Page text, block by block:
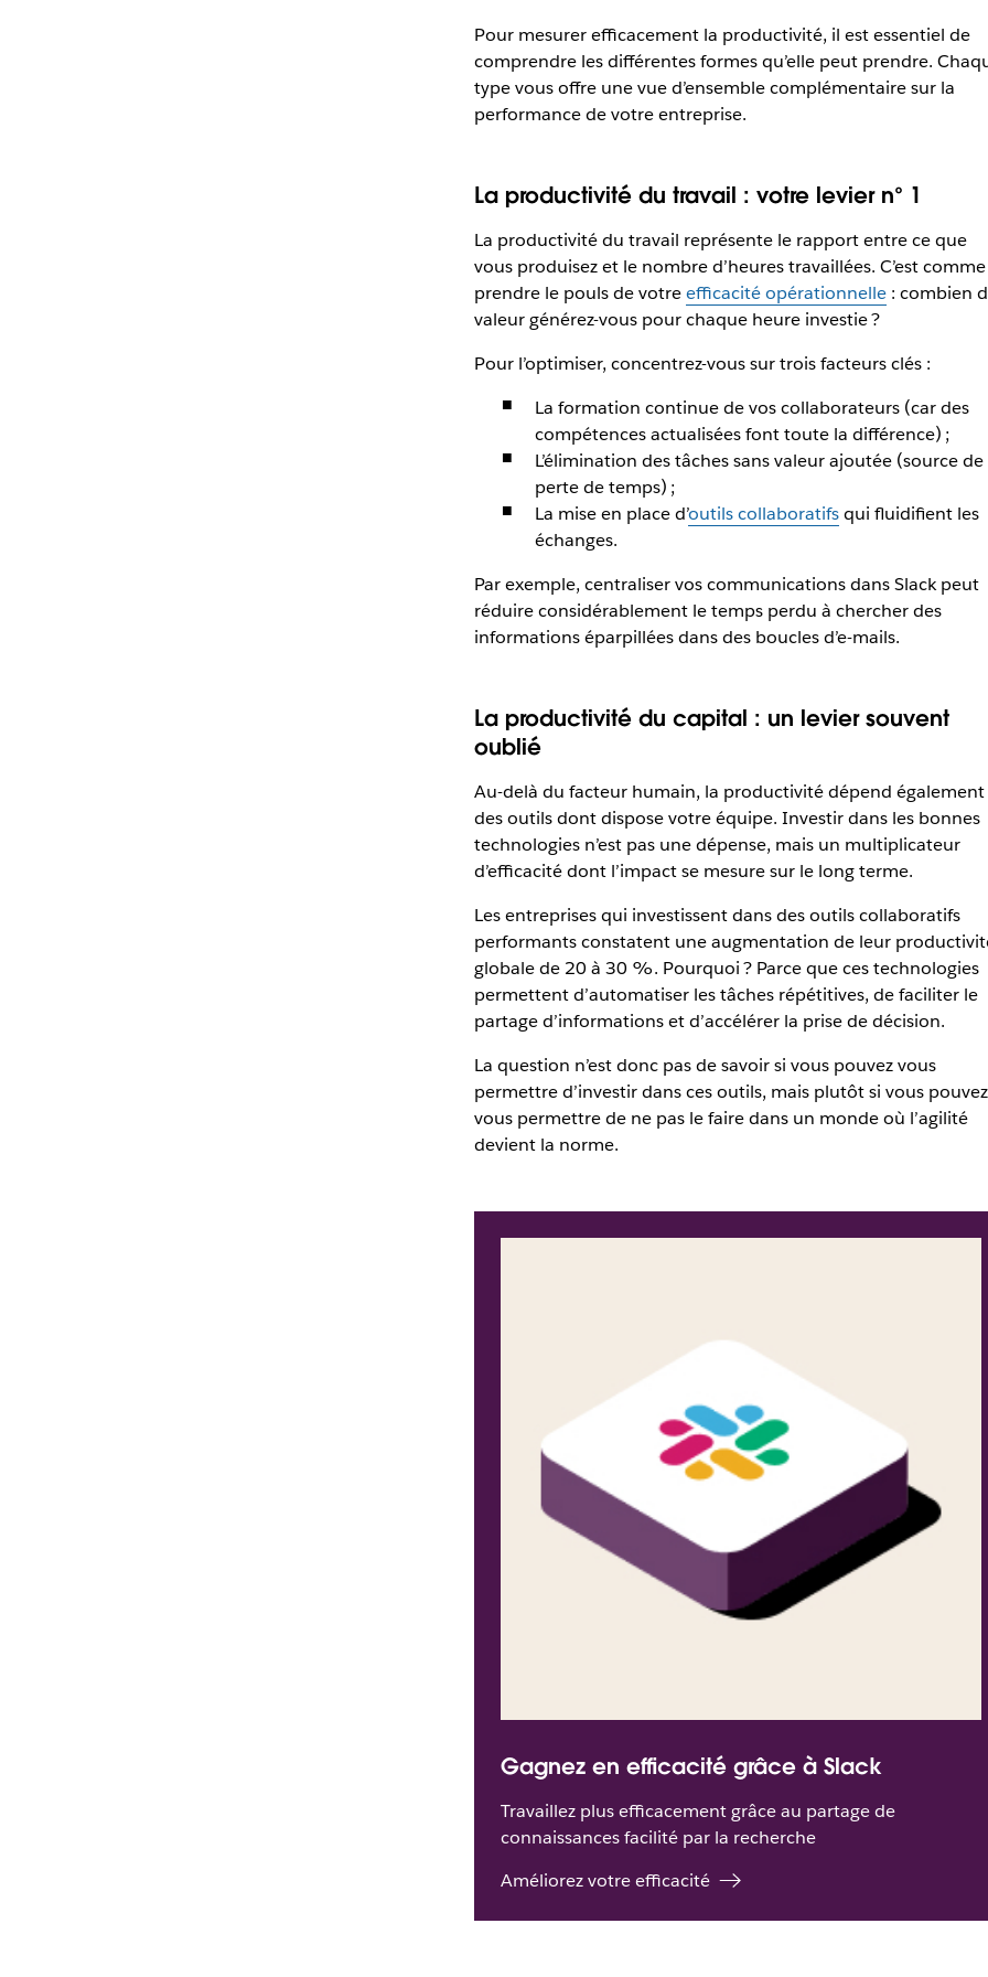
Pour mesurer efficacement la productivité, il est essentiel de
comprendre les différentes formes qu’elle peut prendre.
type vous offre une vue d’ensemble complémentaire sur la
performance de votre entreprise.
La productivité du travail : votre levier n° 1
La productivité du travail représente le rapport entre ce que
vous produisez et le nombre d’heures travaillées. C’est comme
prendre le pouls de votreefficacité opérationnelle: combien
valeur générez-vous pour chaque heure investie ?
Pour l’optimiser, concentrez-vous sur trois facteurs clés :
La formation continue de vos collaborateurs (car des
compétences actualisées font toute la différence) ;
L’élimination des tâches sans valeur ajoutée (source de
perte de temps) ;
La mise en place d’outils collaboratifsqui fluidifient les
échanges.
Par exemple, centraliser vos communications dans Slack peut
réduire considérablement le temps perdu à chercher des
informations éparpillées dans des boucles d’e-mails.
La productivité du capital : un levier souvent
oublié
Au-delà du facteur humain, la productivité dépend également
des outils dont dispose votre équipe. Investir dans les bonnes
technologies n’est pas une dépense, mais un multiplicateur
d’efficacité dont l’impact se mesure sur le long terme.
Les entreprises qui investissent dans des outils collaboratifs
performants constatent une augmentation de leur
globale de 20 à 30 %. Pourquoi ? Parce que ces technologies
permettent d’automatiser les tâches répétitives, de faciliter le
partage d’informations et d’accélérer la prise de décision.
La question n’est donc pas de savoir si vous pouvez vous
permettre d’investir dans ces outils, mais plutôt si vous pouvez
vous permettre de ne pas le faire dans un monde où l’agilité
devient la norme.
Gagnez en efficacité grâce à Slack
Travaillez plus efficacement grâce au partage de
connaissances facilité par la recherche
Améliorez votre efficacité